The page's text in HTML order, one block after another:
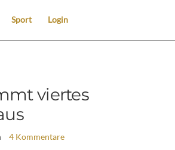
Sport Login
viertes
4 Kommentare